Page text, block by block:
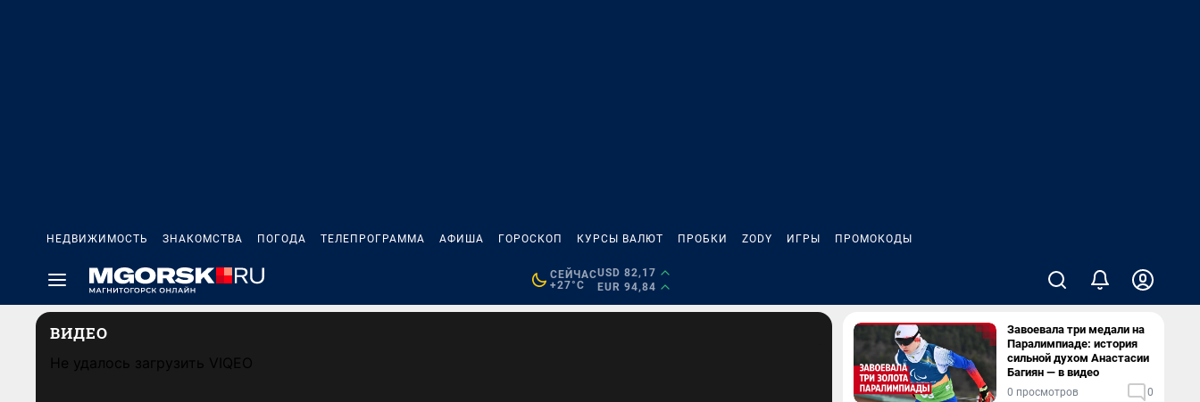
НЕДВИЖИМОСТЬ ЗНАКОМСТВА ПОГОДА ТЕЛЕПРОГРАММА АФИША ГОРОСКОП КУРСЫ ВАЛЮТ ПРОБКИ ZODY ИГРЫ ПРОМОКОДЫ
СЕЙЧАС
+27°C
USD 82,17
EUR 94,84
ВИДЕО
Не удалось загрузить VIQEO
Завоевала три медали на
Паралимпиаде: история
сильной духом Анастасии
Багиян — в видео
0 просмотров 0